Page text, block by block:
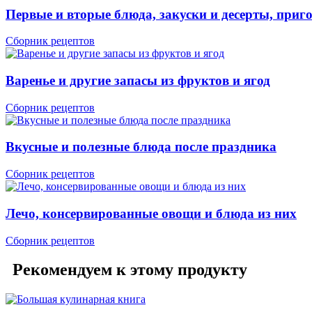
Первые и вторые блюда, закуски и десерты,
Сборник рецептов
Варенье и другие запасы из фруктов и ягод
Сборник рецептов
Вкусные и полезные блюда после праздника
Сборник рецептов
Лечо, консервированные овощи и блюда из них
Сборник рецептов
Рекомендуем к этому продукту